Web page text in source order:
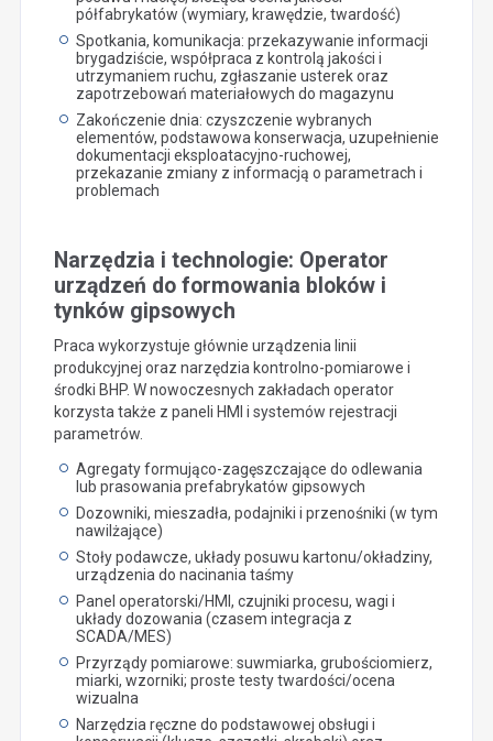
półfabrykatów (wymiary, krawędzie, twardość)
Spotkania, komunikacja: przekazywanie informacji
brygadziście, współpraca z kontrolą jakości i
utrzymaniem ruchu, zgłaszanie usterek oraz
zapotrzebowań materiałowych do magazynu
Zakończenie dnia: czyszczenie wybranych
elementów, podstawowa konserwacja, uzupełnienie
dokumentacji eksploatacyjno-ruchowej,
przekazanie zmiany z informacją o parametrach i
problemach
Narzędzia i technologie: Operator
urządzeń do formowania bloków i
tynków gipsowych
Praca wykorzystuje głównie urządzenia linii
produkcyjnej oraz narzędzia kontrolno-pomiarowe i
środki BHP. W nowoczesnych zakładach operator
korzysta także z paneli HMI i systemów rejestracji
parametrów.
Agregaty formująco-zagęszczające do odlewania
lub prasowania prefabrykatów gipsowych
Dozowniki, mieszadła, podajniki i przenośniki (w tym
nawilżające)
Stoły podawcze, układy posuwu kartonu/okładziny,
urządzenia do nacinania taśmy
Panel operatorski/HMI, czujniki procesu, wagi i
układy dozowania (czasem integracja z
SCADA/MES)
Przyrządy pomiarowe: suwmiarka, grubościomierz,
miarki, wzorniki; proste testy twardości/ocena
wizualna
Narzędzia ręczne do podstawowej obsługi i